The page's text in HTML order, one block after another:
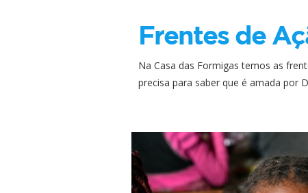
Frentes de
Na Casa das Formigas temos as
precisa para saber que é amada por